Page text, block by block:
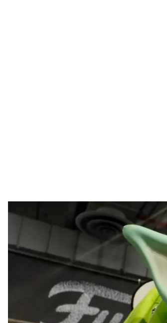
Хороша іграшка надихає, залучає,
започатковують тренди та
вплинула диджиталізація та яка
Видання Insider спільно з
іграм, уклало список
го, присвячена певна забавка.
конкретна забавка передає дух